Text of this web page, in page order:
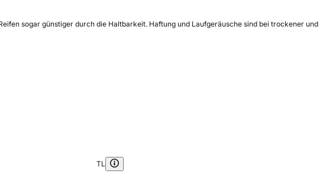
sogar günstiger durch die Haltbarkeit. Haftung und Laufgeräusche sind bei trockener und
TL